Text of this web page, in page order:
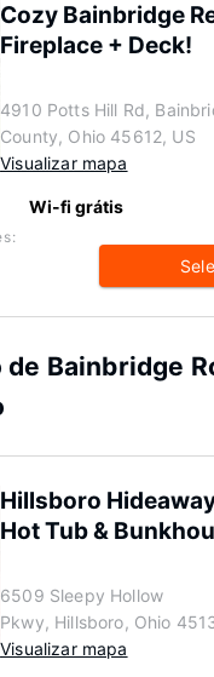
Cozy Bainbridge
Fireplace + Deck!
4910 Potts Hill Rd,
County, Ohio 45612, US
Visualizar mapa
Wi-fi grátis
Bainbridge
Hillsboro
Hot Tub &
6509 Sleepy Hollow
Pkwy, Hillsboro, Ohio
Visualizar mapa